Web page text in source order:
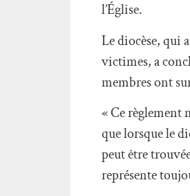
l’Église.
Le diocèse, qui
victimes, a
membres ont
« Ce règlement
que lorsque le
peut être
représente